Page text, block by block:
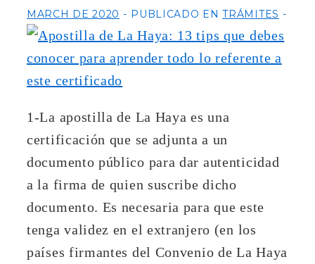
MARCH DE 2020
PUBLICADO ENTRÁMITES
1-La apostilla de La Haya es una
certificación que se adjunta a un
documento público para dar autenticidad
a la firma de quien suscribe dicho
documento. Es necesaria para que este
tenga validez en el extranjero (en los
países firmantes del Convenio de La Haya